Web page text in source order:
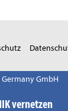
GmbH
vernetzen